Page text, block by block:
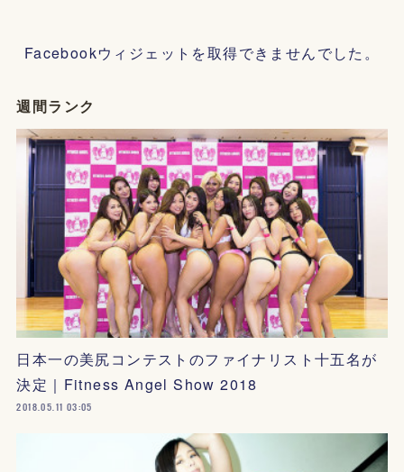
Facebookウィジェットを取得できませんでした。
週間ランク
日本一の美尻コンテストのファイナリスト十五名が
決定｜Fitness Angel Show 2018
2018.05.11 03:05